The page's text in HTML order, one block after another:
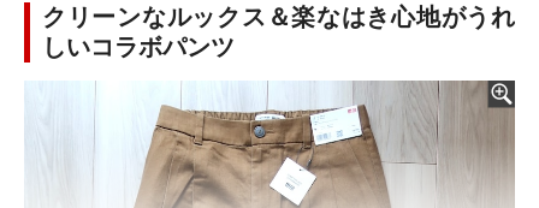
クリーンなルックス＆楽なはき心地がうれ
しいコラボパンツ